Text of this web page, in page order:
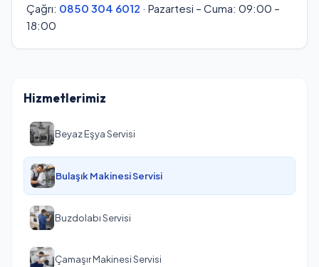
Çağrı: 0850 304 6012 · Pazartesi – Cuma: 09:00 –
18:00
Hizmetlerimiz
Beyaz Eşya Servisi
Bulaşık Makinesi Servisi
Buzdolabı Servisi
Çamaşır Makinesi Servisi